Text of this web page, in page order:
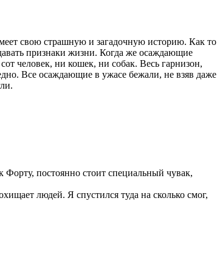
свою страшную и загадочную историю. Как то
признаки жизни. Когда же осаждающие
человек, ни кошек, ни собак. Весь гарнизон,
Все осаждающие в ужасе бежали, не взяв даже
Форту, постоянно стоит специальный чувак,
людей. Я спустился туда на сколько смог,